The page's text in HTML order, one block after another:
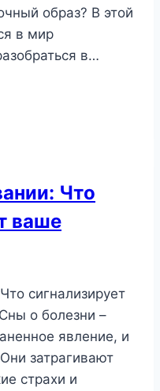
образ? В этой
в мир
в…
Что
ваше
сигнализирует
о болезни –
явление, и
затрагивают
страхи и